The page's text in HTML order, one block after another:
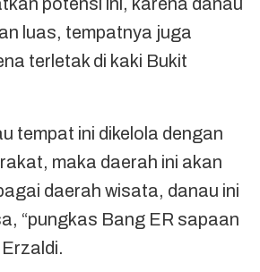
luas, tempatnya juga
terletak di kaki Bukit
tempat ini dikelola dengan
maka daerah ini akan
daerah wisata, danau ini
“pungkas Bang ER sapaan